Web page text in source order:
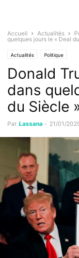
Accueil Actualités
quelques jours le « Deal
Actualités Politique
Donald
dans
du Siècle
Par Lassana - 21/01/